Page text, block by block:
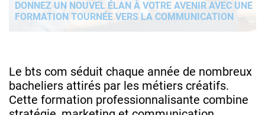
DONNEZ UN NOUVEL ÉLAN À VOTRE AVENIR AVEC UNE
FORMATION TOURNÉE VERS LA COMMUNICATION
Le bts com séduit chaque année de nombreux
bacheliers attirés par les métiers créatifs.
Cette formation professionnalisante combine